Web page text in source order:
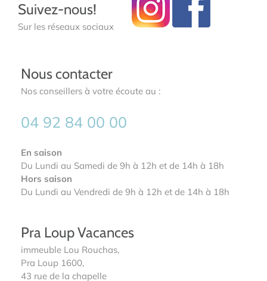
Suivez-nous!
Sur les réseaux sociaux
Nous contacter
Nos conseillers à votre écoute au :
04 92 84 00 00
En saison
Du Lundi au Samedi de 9h à 12h et de 14h à 18h
Hors saison
Du Lundi au Vendredi de 9h à 12h et de 14h à 18h
Pra Loup Vacances
immeuble Lou Rouchas,
Pra Loup 1600,
43 rue de la chapelle